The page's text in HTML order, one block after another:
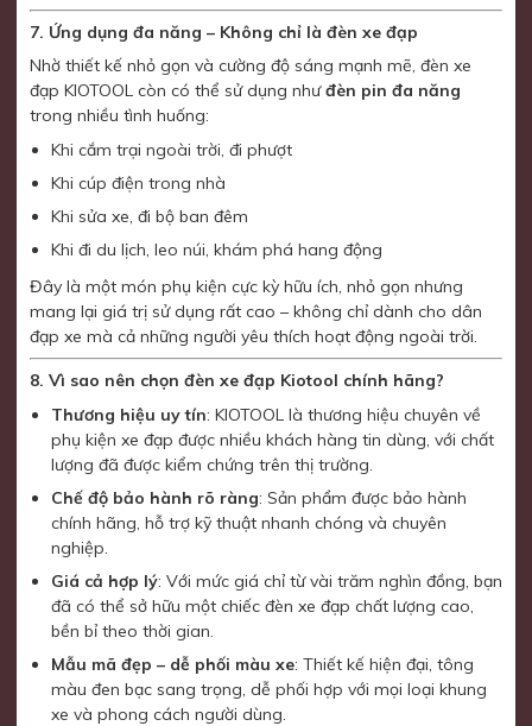
7. Ứng dụng đa năng – Không chỉ là đèn xe đạp
Nhờ thiết kế nhỏ gọn và cường độ sáng mạnh mẽ, đèn xe
đạp KIOTOOL còn có thể sử dụng nhưđèn pin đa năng
trong nhiều tình huống:
Khi cắm trại ngoài trời, đi phượt
Khi cúp điện trong nhà
Khi sửa xe, đi bộ ban đêm
Khi đi du lịch, leo núi, khám phá hang động
Đây là một món phụ kiện cực kỳ hữu ích, nhỏ gọn nhưng
mang lại giá trị sử dụng rất cao – không chỉ dành cho dân
đạp xe mà cả những người yêu thích hoạt động ngoài trời.
8. Vì sao nên chọn đèn xe đạp Kiotool chính hãng?
Thương hiệu uy tín: KIOTOOL là thương hiệu chuyên về
phụ kiện xe đạp được nhiều khách hàng tin dùng, với chất
lượng đã được kiểm chứng trên thị trường.
Chế độ bảo hành rõ ràng: Sản phẩm được bảo hành
chính hãng, hỗ trợ kỹ thuật nhanh chóng và chuyên
nghiệp.
Giá cả hợp lý: Với mức giá chỉ từ vài trăm nghìn đồng, bạn
đã có thể sở hữu một chiếc đèn xe đạp chất lượng cao,
bền bỉ theo thời gian.
Mẫu mã đẹp – dễ phối màu xe: Thiết kế hiện đại, tông
màu đen bạc sang trọng, dễ phối hợp với mọi loại khung
xe và phong cách người dùng.